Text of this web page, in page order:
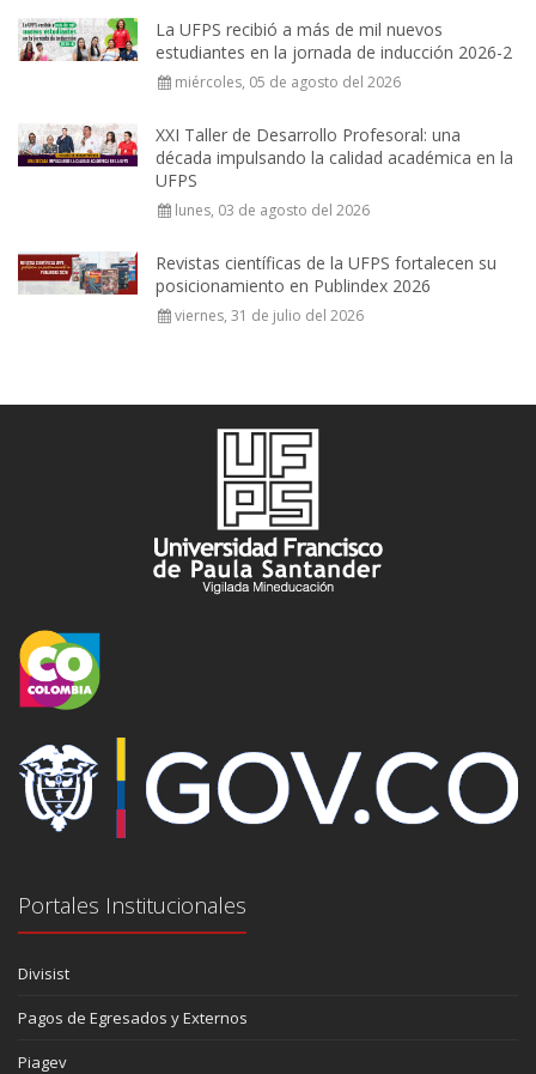
La UFPS recibió a más de mil nuevos
estudiantes en la jornada de inducción 2026-2
miércoles, 05 de agosto del 2026
XXI Taller de Desarrollo Profesoral: una
década impulsando la calidad académica en la
UFPS
lunes, 03 de agosto del 2026
Revistas científicas de la UFPS fortalecen su
posicionamiento en Publindex 2026
viernes, 31 de julio del 2026
Portales Institucionales
Divisist
Pagos de Egresados y Externos
Piagev